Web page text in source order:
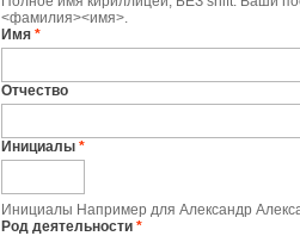
<фамилия><имя>.
Имя *
Отчество
Инициалы *
Инициалы Например для Александр
Род деятельности *